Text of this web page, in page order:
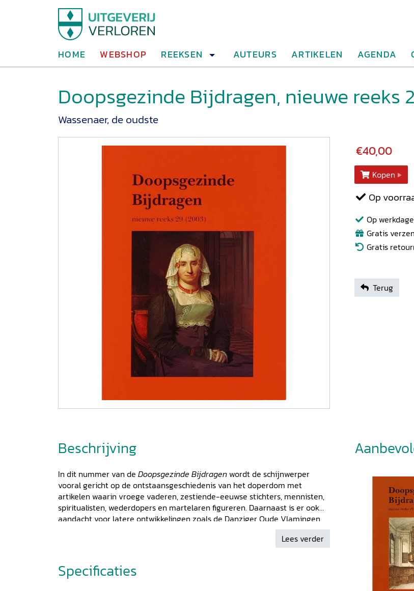
HOME WEBSHOP REEKSEN AUTEURS ARTIKELEN AGENDA
Doopsgezinde Bijdragen, nieuwe reeks
Wassenaer, de oudste
€40,00
Kopen
Op
Op
Gratis
Gratis
Terug
Beschrijving
In dit nummer van de Doopsgezinde Bijdragen wordt de schijnwerper
vooral gericht op de ontstaansgeschiedenis van het doperdom met
artikelen waarin vroege vaderen, zestiende-eeuwse stichters, mennisten,
spiritualisten, wederdopers en martelaren figureren. Daarnaast is er ook
aandacht voor latere ontwikkelingen zoals de Danziger Oude Vlamingen,
de negentiende-eeuwse voorman Joost Hiddes Halbertsma en het
Lees verder
Specificaties